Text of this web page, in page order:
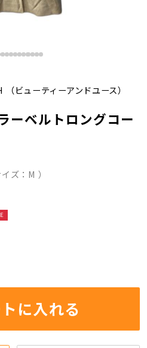
（ビューティーアンドユース）
ーベルトロングコー
ズ：M ）
に入れる